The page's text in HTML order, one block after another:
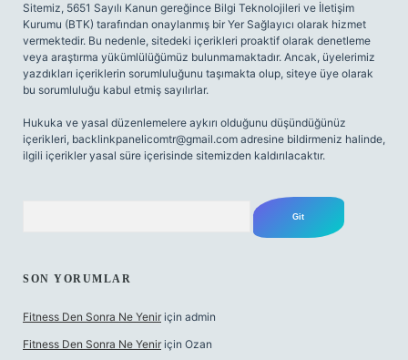
Sitemiz, 5651 Sayılı Kanun gereğince Bilgi Teknolojileri ve İletişim
Kurumu (BTK) tarafından onaylanmış bir Yer Sağlayıcı olarak hizmet
vermektedir. Bu nedenle, sitedeki içerikleri proaktif olarak denetleme
veya araştırma yükümlülüğümüz bulunmamaktadır. Ancak, üyelerimiz
yazdıkları içeriklerin sorumluluğunu taşımakta olup, siteye üye olarak
bu sorumluluğu kabul etmiş sayılırlar.
Hukuka ve yasal düzenlemelere aykırı olduğunu düşündüğünüz
içerikleri, backlinkpanelicomtr@gmail.com adresine bildirmeniz halinde,
ilgili içerikler yasal süre içerisinde sitemizden kaldırılacaktır.
SON YORUMLAR
Fitness Den Sonra Ne Yenir için admin
Fitness Den Sonra Ne Yenir için Ozan